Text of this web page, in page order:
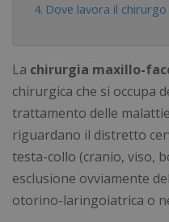
Dove lavora il
La chirurgia maxillo-
chirurgica che si occupa
trattamento delle
riguardano il distretto
testa-collo (cranio, viso,
esclusione ovviamente
otorino-laringoiatrica o